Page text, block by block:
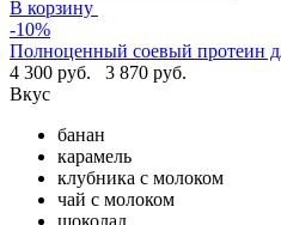
В корзину
-10%
Полноценный соевый протеин
4 300 руб.
3 870 руб.
Вкус
банан
карамель
клубника с молоком
чай с молоком
шоколад